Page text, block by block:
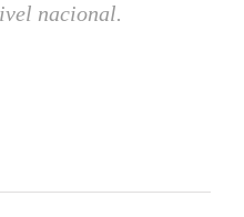
nacional.